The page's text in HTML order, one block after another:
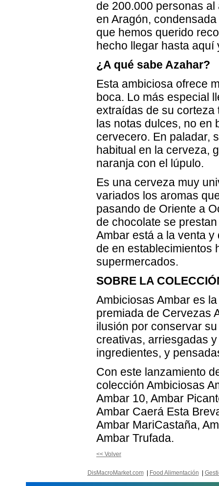
de 200.000 personas
en Aragón,
que hemos querido
hecho llegar hasta aquí
¿A qué sabe Azahar?
Esta ambiciosa ofrece
boca. Lo más especial
extraídas de su corteza
las notas dulces, no en
cervecero. En paladar,
habitual en la cerveza,
naranja con el lúpulo.
Es una cerveza muy
variados los aromas
pasando de Oriente a
de chocolate se
Ambar está a la venta
de en establecimientos
supermercados.
SOBRE LA
Ambiciosas Ambar es
premiada de Cervezas
ilusión por conservar
creativas, arriesgadas
ingredientes, y
Con este lanzamiento
colección Ambiciosas
Ambar 10, Ambar
Ambar Caerá Esta
Ambar MariCastaña,
Ambar Trufada.
<< Volver
DisMacroMarket.com| Food Alimentación